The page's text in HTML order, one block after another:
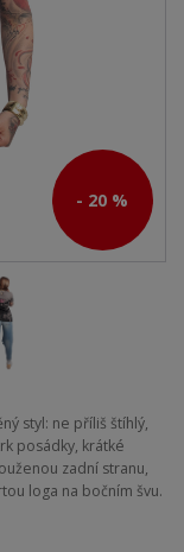
- 20 %
styl: ne příliš štíhlý,
posádky, krátké
zadní stranu,
loga na bočním švu.